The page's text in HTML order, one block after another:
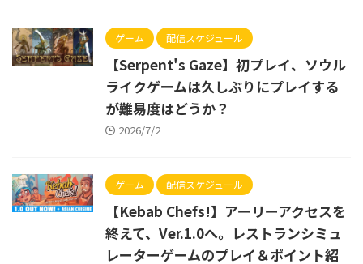
ゲーム 配信スケジュール
【Serpent's Gaze】初プレイ、ソウル
ライクゲームは久しぶりにプレイする
が難易度はどうか？
2026/7/2
ゲーム 配信スケジュール
【Kebab Chefs!】アーリーアクセスを
終えて、Ver.1.0へ。レストランシミュ
レーターゲームのプレイ＆ポイント紹